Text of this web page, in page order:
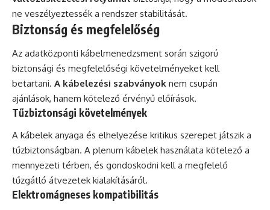
ne veszélyeztessék a rendszer stabilitását.
Biztonság és megfelelőség
Az adatközponti kábelmenedzsment során szigorú
biztonsági és megfelelőségi követelményeket kell
betartani. A kábelezési szabványok nem csupán
ajánlások, hanem kötelező érvényű előírások.
Tűzbiztonsági követelmények
A kábelek anyaga és elhelyezése kritikus szerepet játszik a
tűzbiztonságban. A plenum kábelek használata kötelező a
mennyezeti térben, és gondoskodni kell a megfelelő
tűzgátló átvezetek kialakításáról.
Elektromágneses kompatibilitás